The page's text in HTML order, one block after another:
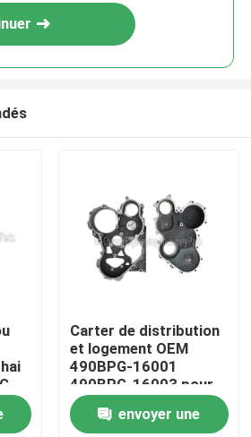
Carter de distribution
et logement OEM
490BPG-16001
490BPG-16003 pour
chariot élévateur
Xinchai A490BPG
envoyer une